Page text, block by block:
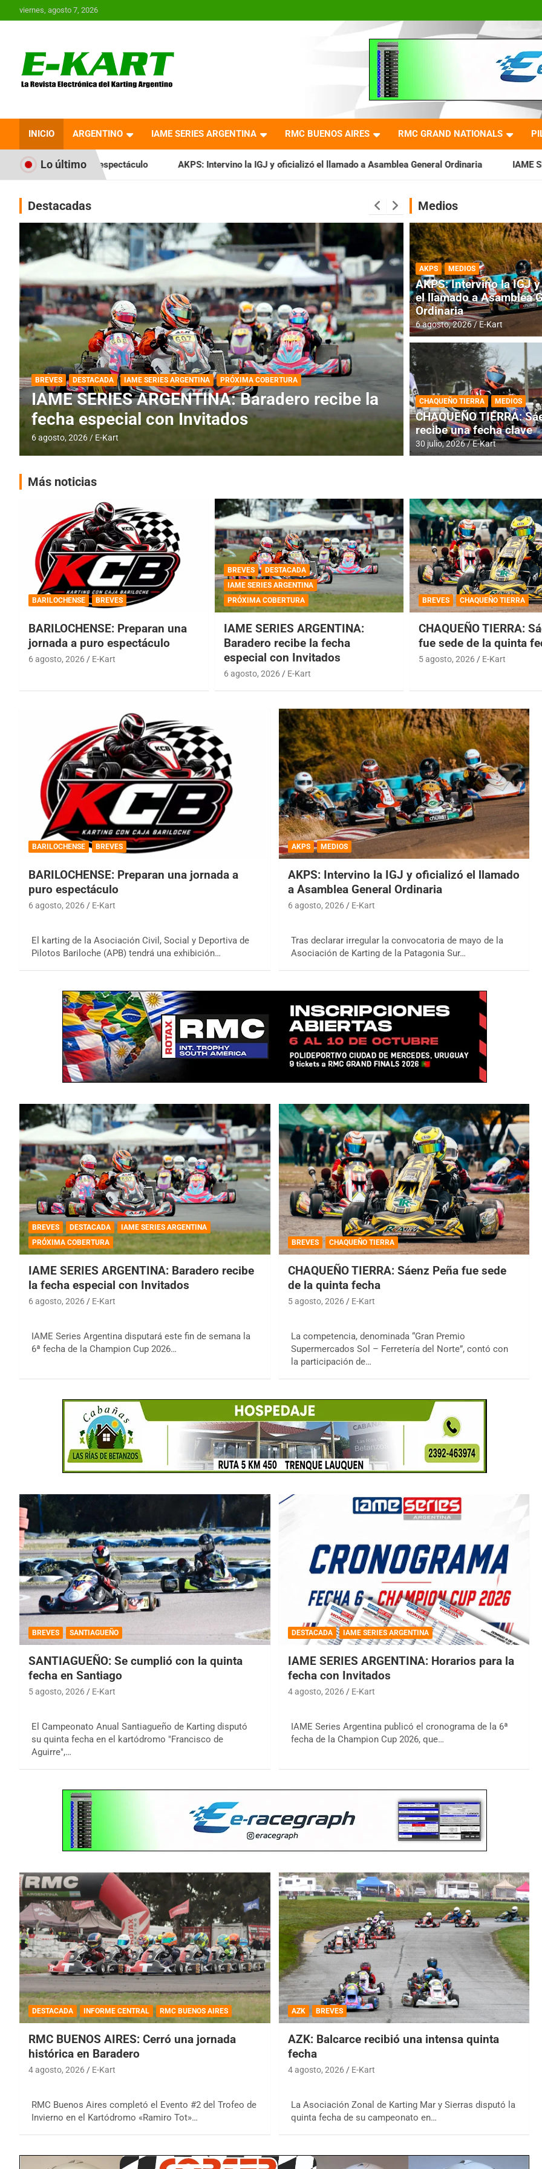
al
viernes, agosto 7, 2026
Revista Electrónica del
Karting en Argentina
INICIO ARGENTINO IAME SERIES ARGENTINA RMC BUENOS AIRES RMC GRAND NATIONALS
Lo últimoAKPS: Intervino la IGJ y oficializó el llamado a Asamblea General Ordinaria IAME SERIES ARGENTINA:
Destacadas
DESTACADA IAME SERIES ARGENTINA
IAME SERIES ARGENTINA: Horarios para la
fecha con Invitados
4 agosto, 2026 E-Kart
DESTACADA INFORME CENTRAL
RMC BUENOS
histórica en
4 agosto, 2026 E-Kart
Medios
AKPS MEDIOS
AKPS: Intervino la IGJ
el llamado a Asamblea
Ordinaria
6 agosto, 2026 E-Kart
CHAQUEÑO TIERRA MEDIOS
CHAQUEÑO TIERRA:
recibe una fecha clave
30 julio, 2026 E-Kart
Más noticias
BARILOCHENSE BREVES
BARILOCHENSE: Preparan una
jornada a puro espectáculo
6 agosto, 2026 E-Kart
BREVES
DESTACADA
IAME SERIES ARGENTINA
PRÓXIMA COBERTURA
IAME SERIES ARGENTINA:
Baradero recibe la fecha
especial con Invitados
6 agosto, 2026 E-Kart
BREVES CHAQUEÑO TIERRA
CHAQUEÑO TIERRA:
fue sede de la quinta
5 agosto, 2026 E-Kart
BARILOCHENSE BREVES
BARILOCHENSE: Preparan una jornada a
puro espectáculo
6 agosto, 2026 E-Kart
El karting de la Asociación Civil, Social y Deportiva de
Pilotos Bariloche (APB) tendrá una exhibición…
AKPS MEDIOS
AKPS: Intervino la IGJ y oficializó el llamado
a Asamblea General Ordinaria
6 agosto, 2026 E-Kart
Tras declarar irregular la convocatoria de mayo de la
Asociación de Karting de la Patagonia Sur…
BREVES DESTACADA
IAME SERIES ARGENTINA
PRÓXIMA COBERTURA
IAME SERIES ARGENTINA: Baradero recibe
la fecha especial con Invitados
6 agosto, 2026 E-Kart
IAME Series Argentina disputará este fin de semana la
6ª fecha de la Champion Cup 2026…
BREVES CHAQUEÑO TIERRA
CHAQUEÑO TIERRA: Sáenz Peña fue sede
de la quinta fecha
5 agosto, 2026 E-Kart
La competencia, denominada “Gran Premio
Supermercados Sol – Ferretería del Norte”, contó con
la participación de…
BREVES SANTIAGUEÑO
SANTIAGUEÑO: Se cumplió con la quinta
fecha en Santiago
5 agosto, 2026 E-Kart
El Campeonato Anual Santiagueño de Karting disputó
su quinta fecha en el kartódromo "Francisco de
Aguirre",…
DESTACADA IAME SERIES ARGENTINA
IAME SERIES ARGENTINA: Horarios para la
fecha con Invitados
4 agosto, 2026 E-Kart
IAME Series Argentina publicó el cronograma de la 6ª
fecha de la Champion Cup 2026, que…
DESTACADA INFORME CENTRAL RMC BUENOS AIRES
RMC BUENOS AIRES: Cerró una jornada
histórica en Baradero
4 agosto, 2026 E-Kart
RMC Buenos Aires completó el Evento #2 del Trofeo de
Invierno en el Kartódromo «Ramiro Tot»…
AZK BREVES
AZK: Balcarce recibió una intensa quinta
fecha
4 agosto, 2026 E-Kart
La Asociación Zonal de Karting Mar y Sierras disputó la
quinta fecha de su campeonato en…